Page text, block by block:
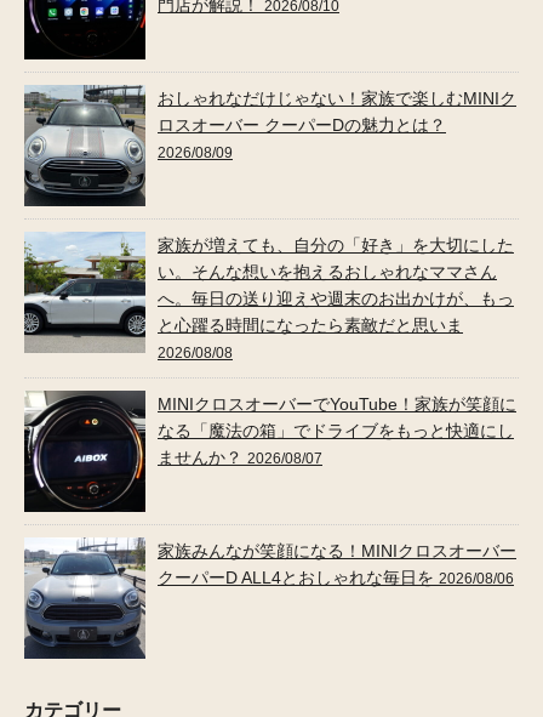
門店が解説！
2026/08/10
おしゃれなだけじゃない！家族で楽しむMINIク
ロスオーバー クーパーDの魅力とは？
2026/08/09
家族が増えても、自分の「好き」を大切にした
い。そんな想いを抱えるおしゃれなママさん
へ。毎日の送り迎えや週末のお出かけが、もっ
と心躍る時間になったら素敵だと思いま
2026/08/08
MINIクロスオーバーでYouTube！家族が笑顔に
なる「魔法の箱」でドライブをもっと快適にし
ませんか？ 2026/08/07
家族みんなが笑顔になる！MINIクロスオーバー
クーパーD ALL4とおしゃれな毎日を 2026/08/06
カテゴリー